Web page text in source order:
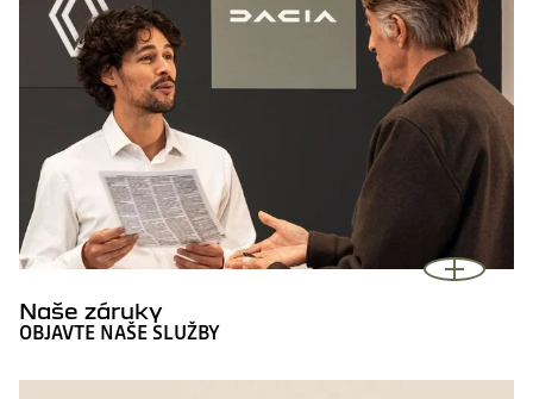
Naše záruky
OBJAVTE NAŠE SLUŽBY